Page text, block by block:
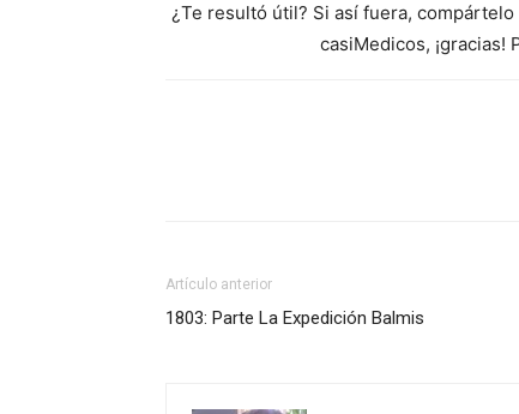
¿Te resultó útil? Si así fuera,
casiMedicos, ¡gracias!
Artículo anterior
1803: Parte La Expedición Balmis